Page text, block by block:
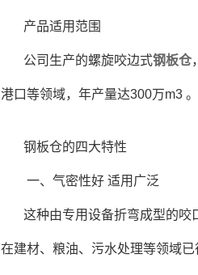
产品适用范围
公司生产的螺旋咬边式钢板仓
港口等领域，年产量达300万m3 。
钢板仓的四大特性
一、气密性好 适用广泛
这种由专用设备折弯成型的咬
在建材、粮油、污水处理等领域已